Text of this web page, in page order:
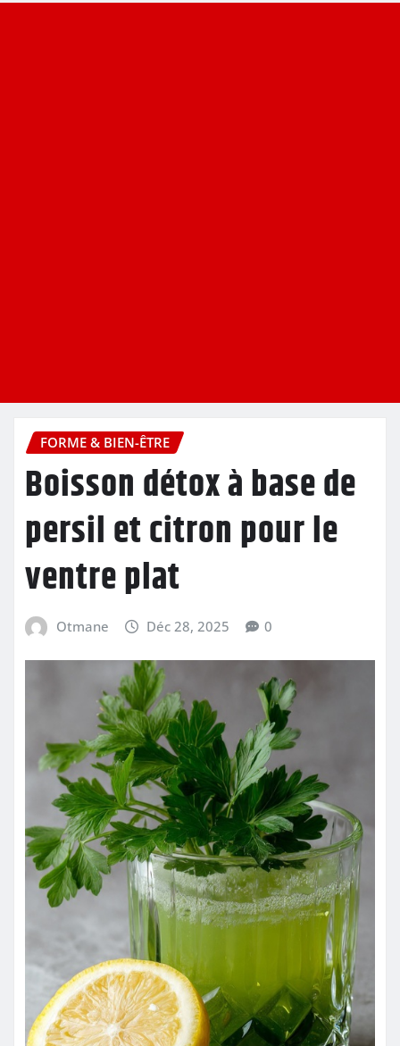
FORME & BIEN-ÊTRE
Boisson détox à base de
persil et citron pour le
ventre plat
Otmane Déc 28, 2025 0